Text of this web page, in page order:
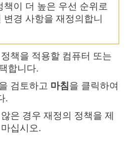
책이 더 높은 우선 순위로
변경 사항을 재정의합니
책을 적용할 컴퓨터 또는
합니다.
검토하고 마침을 클릭하여
.
은 경우 재정의 정책을 제
십시오.